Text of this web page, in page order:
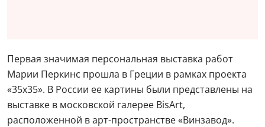
Первая значимая персональная выставка работ
Марии Перкинс прошла в Греции в рамках проекта
«35х35». В России ее картины были представлены на
выставке в московской галерее BisArt,
расположенной в арт-пространстве «Винзавод».